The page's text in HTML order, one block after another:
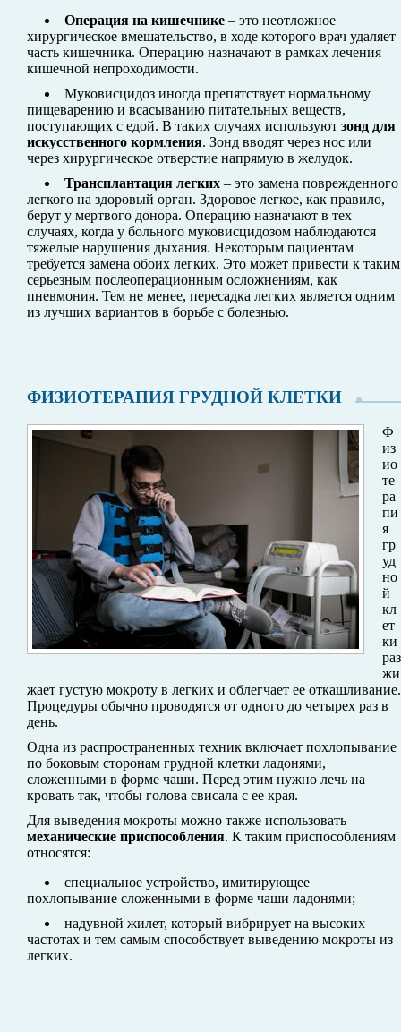
Операция на кишечнике – это неотложное
хирургическое вмешательство, в ходе которого врач удаляет
часть кишечника. Операцию назначают в рамках лечения
кишечной непроходимости.
Муковисцидоз иногда препятствует нормальному
пищеварению и всасыванию питательных веществ,
поступающих с едой. В таких случаях используют зонд для
искусственного кормления. Зонд вводят через нос или
через хирургическое отверстие напрямую в желудок.
Трансплантация легких – это замена поврежденного
легкого на здоровый орган. Здоровое легкое, как правило,
берут у мертвого донора. Операцию назначают в тех
случаях, когда у больного муковисцидозом наблюдаются
тяжелые нарушения дыхания. Некоторым пациентам
требуется замена обоих легких. Это может привести к таким
серьезным послеоперационным осложнениям, как
пневмония. Тем не менее, пересадка легких является одним
из лучших вариантов в борьбе с болезнью.
ФИЗИОТЕРАПИЯ ГРУДНОЙ КЛЕТКИ
Ф
из
ио
те
ра
пи
я
гр
уд
но
й
кл
ет
ки
раз
жи
жает густую мокроту в легких и облегчает ее откашливание.
Процедуры обычно проводятся от одного до четырех раз в
день.
Одна из распространенных техник включает похлопывание
по боковым сторонам грудной клетки ладонями,
сложенными в форме чаши. Перед этим нужно лечь на
кровать так, чтобы голова свисала с ее края.
Для выведения мокроты можно также использовать
механические приспособления. К таким приспособлениям
относятся:
специальное устройство, имитирующее
похлопывание сложенными в форме чаши ладонями;
надувной жилет, который вибрирует на высоких
частотах и тем самым способствует выведению мокроты из
легких.